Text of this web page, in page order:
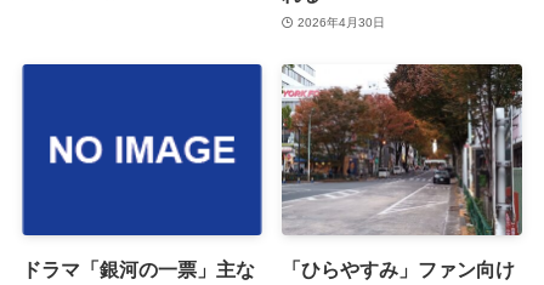
2026年4月30日
ドラマ「銀河の一票」主な
「ひらやすみ」ファン向け